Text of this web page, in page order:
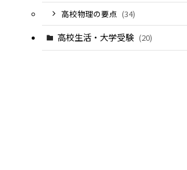
高校物理の要点 (34)
高校生活・大学受験 (20)